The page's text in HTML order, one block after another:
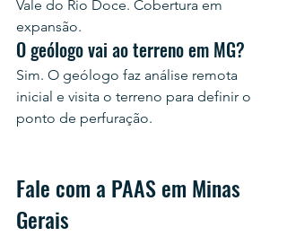
Vale do Rio Doce. Cobertura em
expansão.
O geólogo vai ao terreno em MG?
Sim. O geólogo faz análise remota
inicial e visita o terreno para definir o
ponto de perfuração.
Fale com a PAAS em Minas
Gerais